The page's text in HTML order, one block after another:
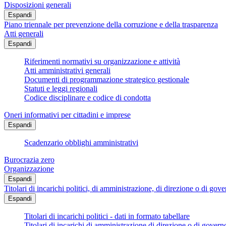
Disposizioni generali
Espandi
Piano triennale per prevenzione della corruzione e della trasparenza
Atti generali
Espandi
Riferimenti normativi su organizzazione e attività
Atti amministrativi generali
Documenti di programmazione strategico gestionale
Statuti e leggi regionali
Codice disciplinare e codice di condotta
Oneri informativi per cittadini e imprese
Espandi
Scadenzario obblighi amministrativi
Burocrazia zero
Organizzazione
Espandi
Titolari di incarichi politici, di amministrazione, di direzione o di
Espandi
Titolari di incarichi politici - dati in formato tabellare